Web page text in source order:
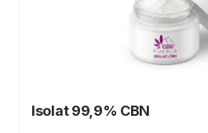
Isolat 99,9% CBN